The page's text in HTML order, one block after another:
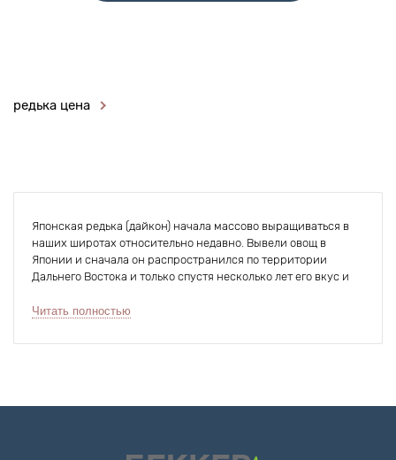
редька цена
Японская редька (дайкон) начала массово выращиваться в
наших широтах относительно недавно. Вывели овощ в
Японии и сначала он распространился по территории
Дальнего Востока и только спустя несколько лет его вкус и
центральных регионах. Сейчас семена дайкона
потому что овощ прекрасно сочетается со всей летней
Полезные свойства дайкона
Читать полностью